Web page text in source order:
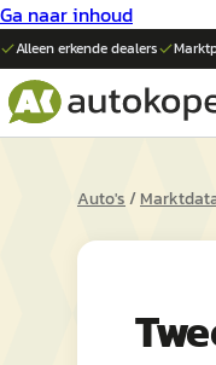
Ga naar inhoud
Alleen erkende dealers
Auto's/